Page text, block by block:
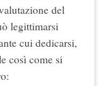
del
legittimarsi
cui dedicarsi,
così come si